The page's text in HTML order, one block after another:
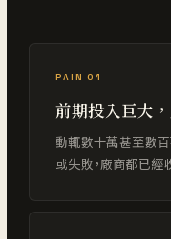
PAIN 01
前期投入巨大
動輒數十萬甚至數
或失敗，廠商都已經